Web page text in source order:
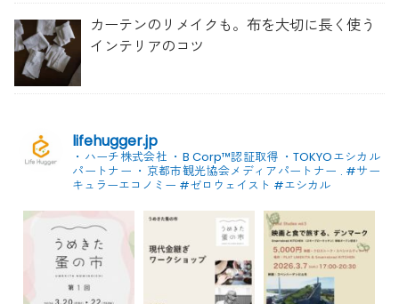
カーテンのリメイクも。布を大切に長く使う
インテリアのコツ
lifehugger.jp
・ハーチ株式会社 ・B Corp™認証取得 ・TOKYOエシカル
パートナー ・京都市観光協会メディアパートナー . #サー
キュラーエコノミー #ゼロウェイスト #エシカル